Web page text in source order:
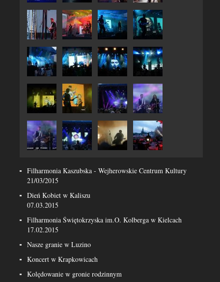
Filharmonia Kaszubska - Wejherowskie Centrum Kultury
21/03/2015
Dień Kobiet w Kaliszu
07.03.2015
Filharmonia Świętokrzyska im.O. Kolberga w Kielcach
17.02.2015
Nasze granie w Luzino
Koncert w Krapkowicach
Kolędowanie w gronie rodzinnym